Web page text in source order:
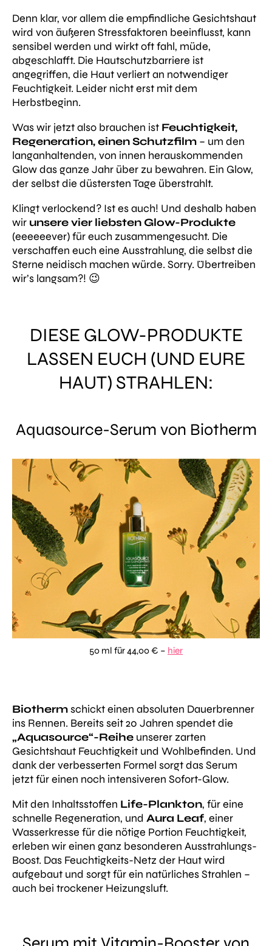
Denn klar, vor allem die empfindliche Gesichtshaut
wird von äußeren Stressfaktoren beeinflusst, kann
sensibel werden und wirkt oft fahl, müde,
abgeschlafft. Die Hautschutzbarriere ist
angegriffen, die Haut verliert an notwendiger
Feuchtigkeit. Leider nicht erst mit dem
Herbstbeginn.
Was wir jetzt also brauchen ist Feuchtigkeit,
Regeneration, einen Schutzfilm – um den
langanhaltenden, von innen herauskommenden
Glow das ganze Jahr über zu bewahren. Ein Glow,
der selbst die düstersten Tage überstrahlt.
Klingt verlockend? Ist es auch! Und deshalb haben
wir unsere vier liebsten Glow-Produkte
(eeeeeever) für euch zusammengesucht. Die
verschaffen euch eine Ausstrahlung, die selbst die
Sterne neidisch machen würde. Sorry. Übertreiben
wir’s langsam?! 😉
DIESE GLOW-PRODUKTE
LASSEN EUCH (UND EURE
HAUT) STRAHLEN:
Aquasource-Serum von Biotherm
50 ml für 44,00 € – hier
Biothermschickt einen absoluten Dauerbrenner
ins Rennen. Bereits seit 20 Jahren spendet die
„Aquasource“-Reihe unserer zarten
Gesichtshaut Feuchtigkeit und Wohlbefinden. Und
dank der verbesserten Formel sorgt das Serum
jetzt für einen noch intensiveren Sofort-Glow.
Mit den Inhaltsstoffen Life-Plankton, für eine
schnelle Regeneration, und Aura Leaf, einer
Wasserkresse für die nötige Portion Feuchtigkeit,
erleben wir einen ganz besonderen Ausstrahlungs-
Boost. Das Feuchtigkeits-Netz der Haut wird
aufgebaut und sorgt für ein natürliches Strahlen –
auch bei trockener Heizungsluft.